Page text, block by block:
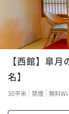
【西館】皐
名】
30平米 禁煙 無料